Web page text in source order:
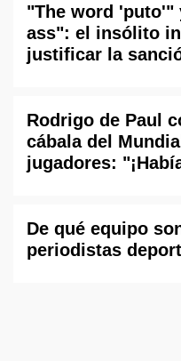
"The word 'puto'"
ass": el insólito
justificar la
Rodrigo de Paul
cábala del
jugadores:
De qué equipo
periodistas